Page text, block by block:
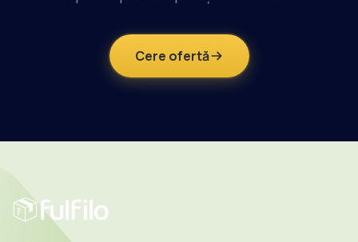
Cere ofertă